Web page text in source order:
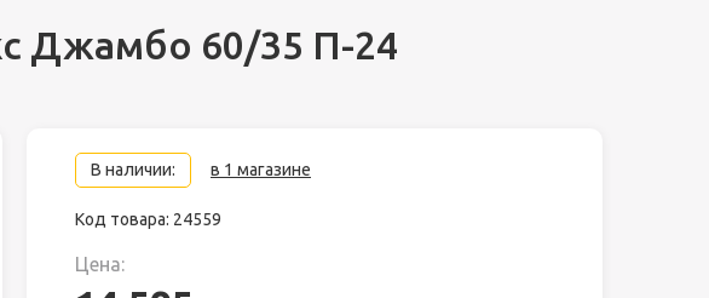
Джамбо 60/35 П-24
В наличии: в 1 магазине
Код товара: 24559
Цена: